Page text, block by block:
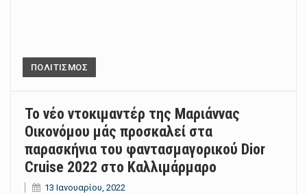
ΠΟΛΙΤΙΣΜΟΣ
Το νέο ντοκιμαντέρ της Μαριάννας
Οικονόμου μάς προσκαλεί στα
παρασκήνια του φαντασμαγορικού Dior
Cruise 2022 στο Καλλιμάρμαρο
13 Ιανουαρίου, 2022